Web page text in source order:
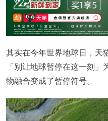
其实在今年世界地球日，天
「别让地球暂停在这一刻
物融合变成了暂停符号。